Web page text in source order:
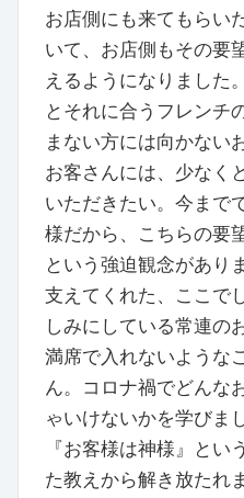
お店側にも来てもらい
いて、お店側もその要
えるようになりました
とそれに合うフレンチ
まない方には向かない
お客さんには、少なく
いただきたい。今まで
様だから、こちらの要
という強迫観念があり
支えてくれた、ここで
しみにしている常連の
満席で入れないような
ん。コロナ禍でどんな
ゃいけないかを学びま
『お客様は神様』とい
た教えから解き放たれ